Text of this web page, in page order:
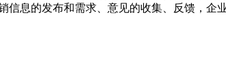
息的发布和需求、意见的收集、反馈，企